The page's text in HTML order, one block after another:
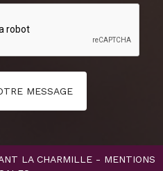
MESSAGE
LA CHARMILLE - MENTIONS